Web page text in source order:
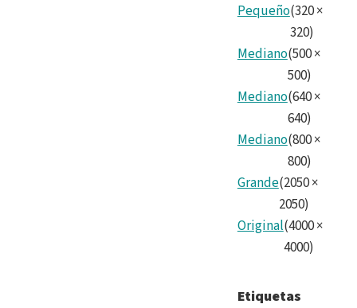
Pequeño(320×
320)
Mediano(500×
500)
Mediano(640×
640)
Mediano(800×
800)
Grande(2050×
2050)
Original(4000×
4000)
Etiquetas